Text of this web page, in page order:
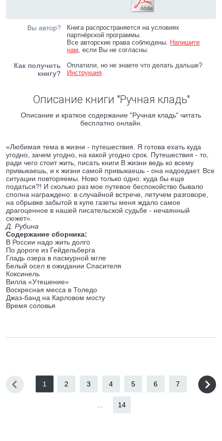
Вы автор?
Книга распространяется на условиях
партнёрской программы.
Все авторские права соблюдены. Напишите
нам, если Вы не согласны.
Как получить
книгу?
Оплатили, но не знаете что делать дальше?
Инструкция.
Описание книги "Ручная кладь"
Описание и краткое содержание "Ручная кладь" читать
бесплатно онлайн.
«Любимая тема в жизни - путешествия. Я готова ехать куда
угодно, зачем угодно, на какой угодно срок. Путешествия - то,
ради чего стоит жить, писать книги В жизни ведь ко всему
привыкаешь, и к жизни самой привыкаешь - она надоедает. Все
ситуации повторяемы. Ново только одно: куда бы еще
податься?! И сколько раз мое путевое беспокойство бывало
сполна награждено: в случайной встрече, летучем разговоре,
на обрывке забытой в купе газеты меня ждало самое
драгоценное в нашей писательской судьбе - нечаянный
сюжет».
Д. Рубина
Содержание сборника:
В России надо жить долго
По дороге из Гейдельберга
Гладь озера в пасмурной мгле
Белый осел в ожидании Спасителя
Коксинель
Вилла «Утешение»
Воскресная месса в Толедо
Джаз-банд на Карловом мосту
Время соловья
1 2 3 4 5 6 7
14